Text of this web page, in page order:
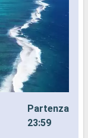
Partenza
23:59